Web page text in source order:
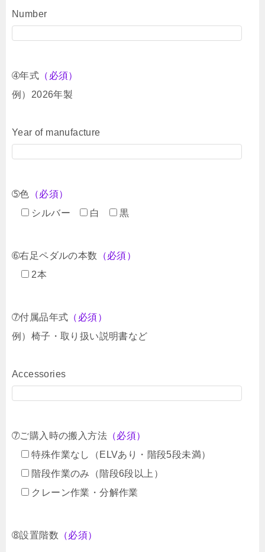
Number
➃年式 （必須）
例）2026年製
Year of manufacture
➄色 （必須）
シルバー
白 黒
➅右足ペダルの本数 （必須）
2本
➆付属品年式 （必須）
例）椅子・取り扱い説明書など
Accessories
➆ご購入時の搬入方法 （必須）
特殊作業なし（ELVあり・階段5段未満）
階段作業のみ（階段6段以上）
クレーン作業・分解作業
➇設置階数 （必須）